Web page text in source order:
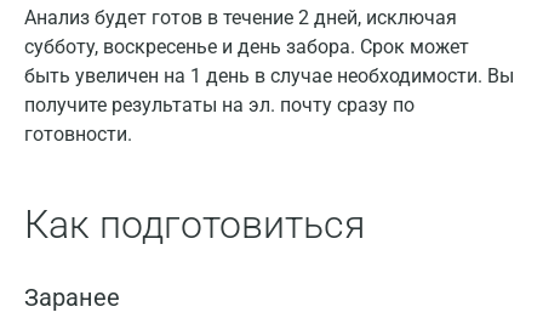
Анализ будет готов в течение 2 дней, исключая
субботу, воскресенье и день забора. Срок может
быть увеличен на 1 день в случае необходимости. Вы
получите результаты на эл. почту сразу по
готовности.
Как подготовиться
Заранее